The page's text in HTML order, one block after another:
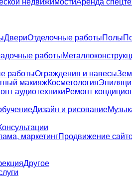
ДвериОтделочные работыПолы
работы
работыОграждения и навесы
макияжКосметология
аудиотехникиРемонт
Дизайн и рисование
маркетингПродвижение
Другое